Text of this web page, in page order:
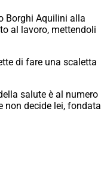
Borghi Aquilini alla
al lavoro, mettendoli
di fare una scaletta
salute è al numero
non decide lei, fondata